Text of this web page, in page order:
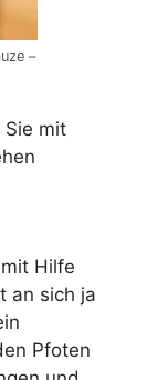
–
Sie mit
Hilfe
an sich ja
Pfoten